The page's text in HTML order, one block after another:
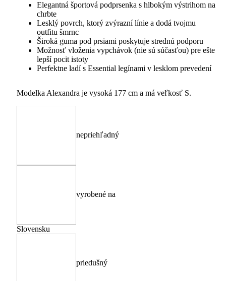
Elegantná športová podprsenka s hlbokým výstrihom na
chrbte
Lesklý povrch, ktorý zvýrazní línie a dodá tvojmu
outfitu šmrnc
Široká guma pod prsiami poskytuje strednú podporu
Možnosť vloženia vypchávok (nie sú súčasťou) pre ešte
lepší pocit istoty
Perfektne ladí s Essential legínami v lesklom prevedení
Modelka Alexandra je vysoká 177 cm a má veľkosť S.
nepriehľadný
vyrobené na
Slovensku
priedušný